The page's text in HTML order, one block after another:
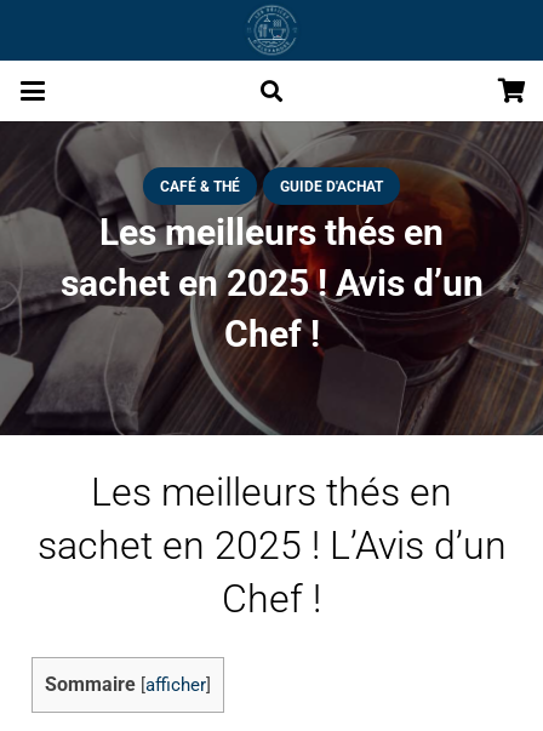
CAFÉ & THÉ GUIDE D'ACHAT
Les meilleurs thés en
sachet en 2025 ! Avis d’un
Chef !
Les meilleurs thés en
sachet en 2025 ! L’Avis d’un
Chef !
Sommaire afficher]